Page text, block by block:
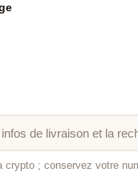
crypto ; conservez votre